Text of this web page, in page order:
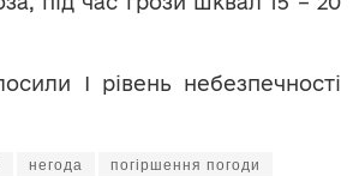
І рівень небезпечності
негода погіршення погоди